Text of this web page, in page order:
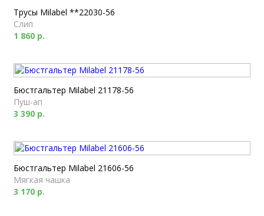
Трусы Milabel **22030-56
Слип
1 860 р.
Бюстгальтер Milabel 21178-56
Пуш-ап
3 390 р.
Бюстгальтер Milabel 21606-56
Мягкая чашка
3 170 р.